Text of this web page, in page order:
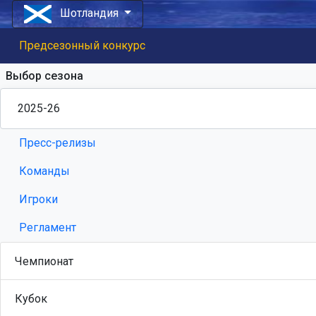
Шотландия
Предсезонный конкурс
Выбор сезона
Пресс-релизы
Команды
Игроки
Регламент
Чемпионат
Кубок